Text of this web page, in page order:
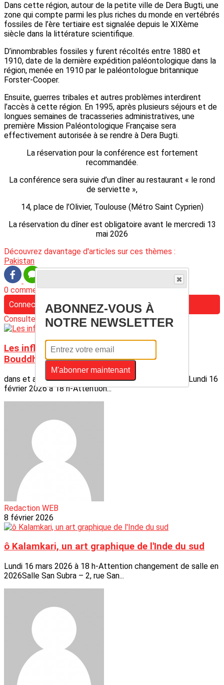
Dans cette région, autour de la petite ville de Dera Bugti, une
zone qui compte parmi les plus riches du monde en vertébrés
fossiles de l’ère tertiaire est signalée depuis le XIXème
siècle dans la littérature scientifique.
D’innombrables fossiles y furent récoltés entre 1880 et
1910, date de la dernière expédition paléontologique dans la
région, menée en 1910 par le paléontologue britannique
Forster-Cooper.
Ensuite, guerres tribales et autres problèmes interdirent
l’accès à cette région. En 1995, après plusieurs séjours et de
longues semaines de tracasseries administratives, une
première Mission Paléontologique Française sera
effectivement autorisée à se rendre à Dera Bugti.
La réservation pour la conférence est fortement
recommandée.
La conférence sera suivie d’un dîner au restaurant « le rond
de serviette »,
14, place de l’Olivier, Toulouse (Métro Saint Cyprien)
La réservation du dîner est obligatoire avant le mercredi 13
mai 2026
Découvrez davantage d'articles sur ces thèmes :
Pakistan
0 commentaire(s)
Connectez-vous pour laisser un commentaire
Consultez également
Les influences de l’Hindouisme et du
Bouddhisme
dans et autour des temples du Ladakh et du Sikkim_Lundi 16
février 2026 à 18 h-Attention...
Redaction WEB
8 février 2026
ô Kalamkari, un art graphique de l'Inde du sud
Lundi 16 mars 2026 à 18 h-Attention changement de salle en
2026Salle San Subra – 2, rue San...
ABONNEZ-VOUS À
NOTRE NEWSLETTER
M'abonner maintenant